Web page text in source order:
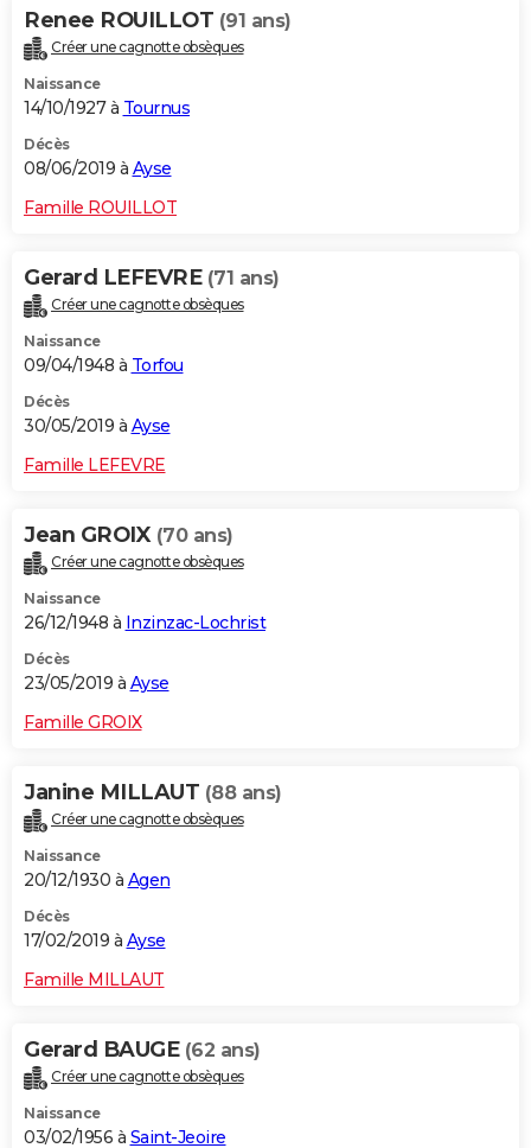
Renee ROUILLOT (91 ans)
Créer une cagnotte obsèques
Naissance
14/10/1927 à Tournus
Décès
08/06/2019 à Ayse
Famille ROUILLOT
Gerard LEFEVRE (71 ans)
Créer une cagnotte obsèques
Naissance
09/04/1948 à Torfou
Décès
30/05/2019 à Ayse
Famille LEFEVRE
Jean GROIX (70 ans)
Créer une cagnotte obsèques
Naissance
26/12/1948 à Inzinzac-Lochrist
Décès
23/05/2019 à Ayse
Famille GROIX
Janine MILLAUT (88 ans)
Créer une cagnotte obsèques
Naissance
20/12/1930 à Agen
Décès
17/02/2019 à Ayse
Famille MILLAUT
Gerard BAUGE (62 ans)
Créer une cagnotte obsèques
Naissance
03/02/1956 à Saint-Jeoire